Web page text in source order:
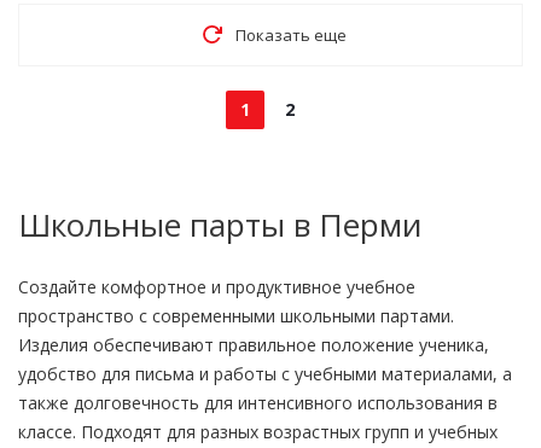
Показать еще
1 2
Школьные парты в Перми
Создайте комфортное и продуктивное учебное
пространство с современными школьными партами.
Изделия обеспечивают правильное положение ученика,
удобство для письма и работы с учебными материалами, а
также долговечность для интенсивного использования в
классе. Подходят для разных возрастных групп и учебных